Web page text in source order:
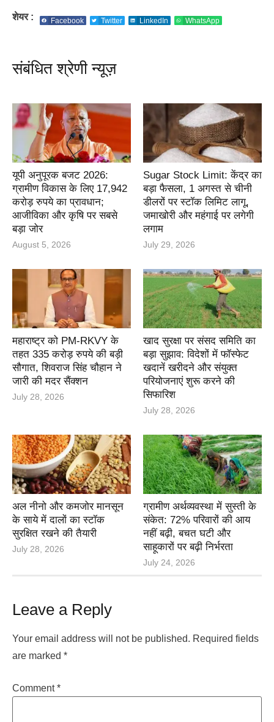
शेयर : Facebook Twitter LinkedIn WhatsApp
संबंधित श्रेणी न्यूज़
यूपी अनुपूरक बजट 2026:
ग्रामीण विकास के लिए 17,942
करोड़ रुपये का प्रावधान;
आजीविका और कृषि पर सबसे
बड़ा जोर
August 5, 2026
Sugar Stock Limit: केंद्र का
बड़ा फैसला, 1 अगस्त से चीनी
डीलरों पर स्टॉक लिमिट लागू,
जमाखोरी और महंगाई पर लगेगी
लगाम
July 29, 2026
महाराष्ट्र को PM-RKVY के
तहत 335 करोड़ रुपये की बड़ी
सौगात, शिवराज सिंह चौहान ने
जारी की मदर सैंक्शन
July 28, 2026
खाद सुरक्षा पर संसद समिति का
बड़ा सुझाव: विदेशों में फॉस्फेट
खदानें खरीदने और संयुक्त
परियोजनाएं शुरू करने की
सिफारिश
July 28, 2026
अल नीनो और कमजोर मानसून
के साये में दालों का स्टॉक
सुरक्षित रखने की तैयारी
July 28, 2026
ग्रामीण अर्थव्यवस्था में सुस्ती के
संकेत: 72% परिवारों की आय
नहीं बढ़ी, बचत घटी और
साहूकारों पर बढ़ी निर्भरता
July 24, 2026
Leave a Reply
Your email address will not be published. Required fields
are marked *
Comment*